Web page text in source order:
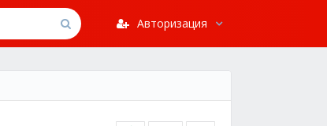
Авторизация